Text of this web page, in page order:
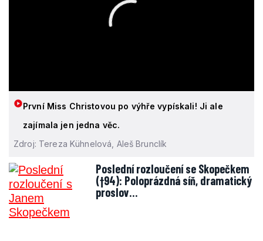
První Miss Christovou po výhře vypískali! Ji ale
zajímala jen jedna věc.
Zdroj: Tereza Kühnelová, Aleš Brunclík
Poslední rozloučení se Skopečkem
(†94): Poloprázdná síň, dramatický
proslov…